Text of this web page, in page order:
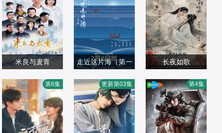
米良与麦青
沁怡
国产剧
2026/中国大陆
走近这片海（第一
国产剧
2026/中国大陆
长夜如歌
尚麟,俐乐,汪子夕
国产剧
2026/中国大陆
第6集 更新第03集 第4集